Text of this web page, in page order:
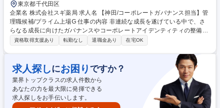
東京都千代田区
企業名 株式会社スギ薬局 求人名 【神田/コーポレートガバナンス担当】管
理職候補/プライム上場G 仕事の内容 非連続な成長を遂げている中で、さ
らなる成長に向けたガバナンスやコーポレートアイデンティティの整備を
お任せします。企業の中核で、経営に近い立場からダイナミックな成長を
ンス体制の企画・運用 ■取締役会・各種委員会の運営・事務局 ■内部統
制・リスクマネジメントの強化 ■ガバナンス関連規程・ルールの整備 募集
職種 【神田/コーポレートガバナンス担当】管理職候補/プライム上場G
資格取得支援あり 転勤なし 退職金あり 在宅OK
求人探しにお困り ですか？
業界トップクラスの求人件数から
あなたの力を最大限に発揮できる
求人探しをお手伝いします。